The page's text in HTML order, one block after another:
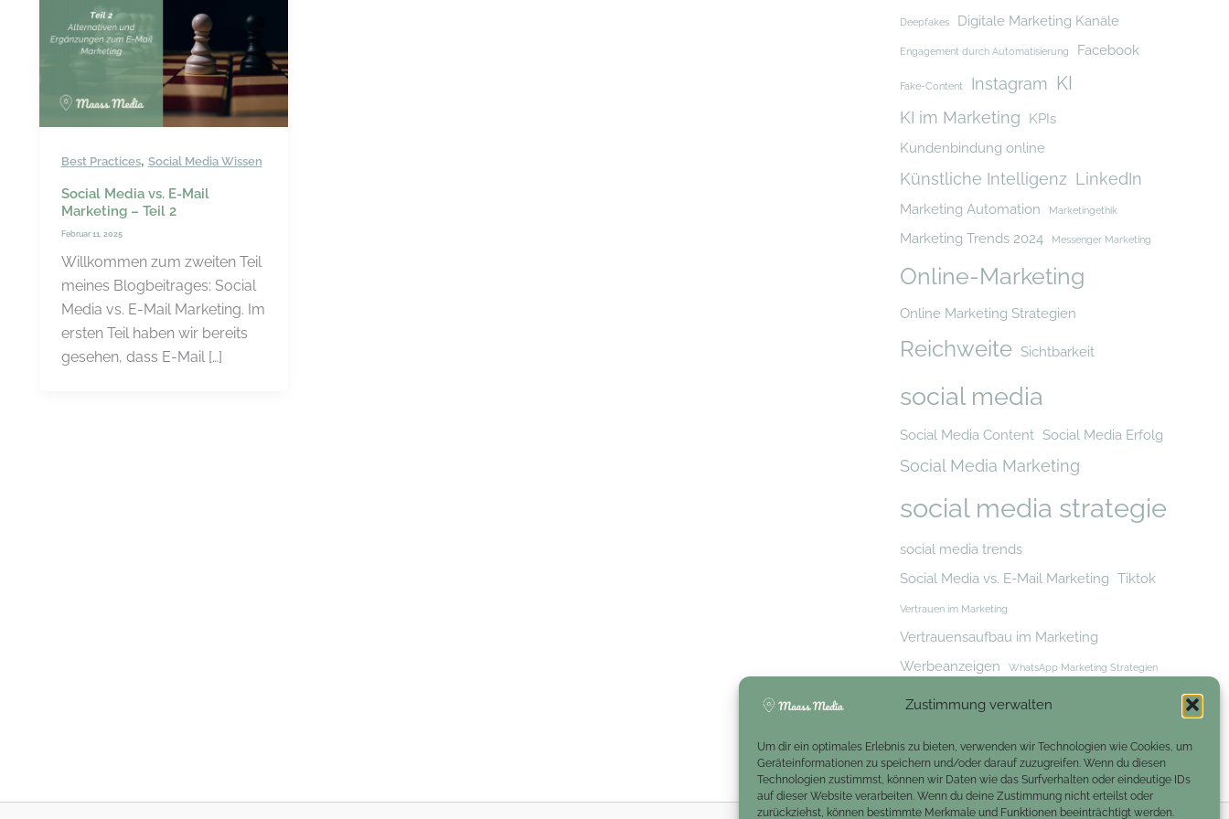
Zustimmung verwalten
Um dir ein optimales Erlebnis zu bieten, verwenden wir Technologien wie Cookies, um
Geräteinformationen zu speichern und/oder darauf zuzugreifen. Wenn du diesen
Technologien zustimmst, können wir Daten wie das Surfverhalten oder eindeutige IDs
auf dieser Website verarbeiten. Wenn du deine Zustimmung nicht erteilst oder
zurückziehst, können bestimmte Merkmale und Funktionen beeinträchtigt werden.
Best Practices, Social Media Wissen
Social Media vs. E-Mail
Marketing – Teil 2
Februar 11, 2025
Willkommen zum zweiten Teil
meines Blogbeitrages: Social
Media vs. E-Mail Marketing. Im
ersten Teil haben wir bereits
gesehen, dass E-Mail […]
Deepfakes Digitale Marketing Kanäle
Engagement durch Automatisierung Facebook
Fake-Content Instagram KI
KI im Marketing
KPIs
Kundenbindung online
Künstliche Intelligenz LinkedIn
Marketing Automation Marketingethik
Marketing Trends 2024 Messenger Marketing
Online-Marketing
Online Marketing Strategien
Reichweite Sichtbarkeit
social media
Social Media Content Social Media Erfolg
Social Media Marketing
social media strategie
social media trends
Social Media vs. E-Mail Marketing Tiktok
Vertrauen im Marketing
Vertrauensaufbau im Marketing
Werbeanzeigen
WhatsApp Marketing Strategien
Zielgruppe
Zielgruppe erreichen